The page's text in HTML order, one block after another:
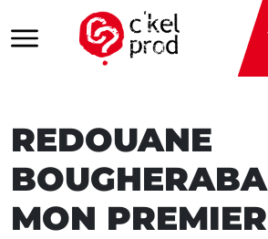
REDOUANE
BOUGHERABA
MON PREMIER